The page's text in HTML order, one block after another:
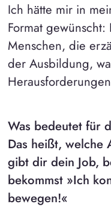
Ich hätte mir in
Format
Menschen, die
der Ausbildung,
Was bedeutet für
Das heißt, welche
gibt dir dein Job,
bekommst »Ich
bewegen!«